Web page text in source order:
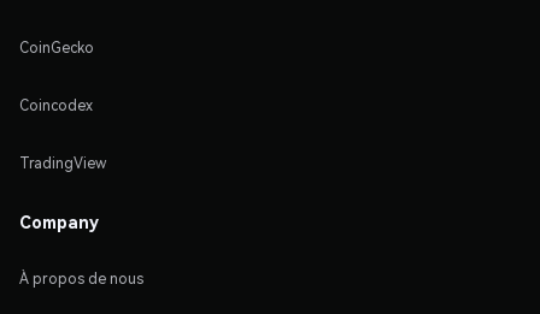
CoinGecko
Coincodex
TradingView
Company
À propos de nous